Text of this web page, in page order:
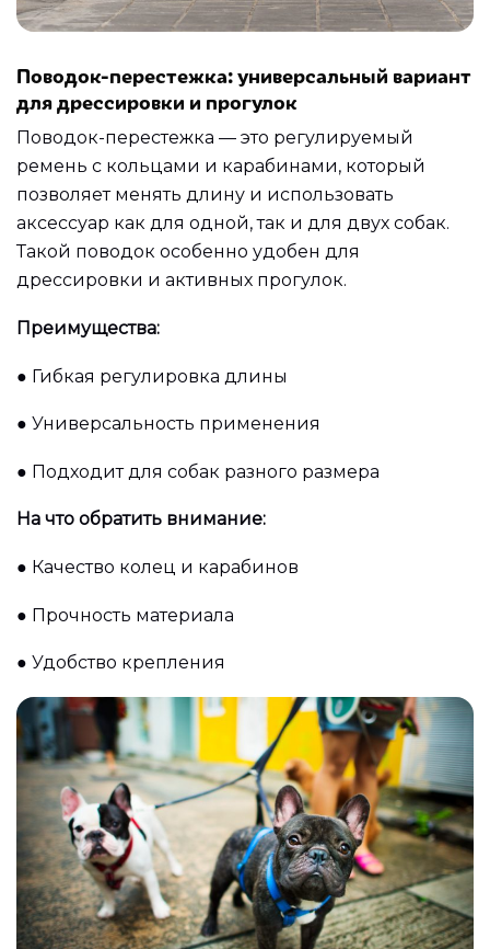
Поводок-перестежка: универсальный вариант
для дрессировки и прогулок
Поводок-перестежка — это регулируемый
ремень с кольцами и карабинами, который
позволяет менять длину и использовать
аксессуар как для одной, так и для двух собак.
Такой поводок особенно удобен для
дрессировки и активных прогулок.
Преимущества:
● Гибкая регулировка длины
● Универсальность применения
● Подходит для собак разного размера
На что обратить внимание:
● Качество колец и карабинов
● Прочность материала
● Удобство крепления